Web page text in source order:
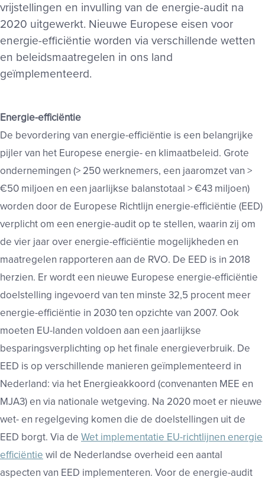
vrijstellingen en invulling van de energie-audit na
2020 uitgewerkt. Nieuwe Europese eisen voor
energie-efficiëntie worden via verschillende wetten
en beleidsmaatregelen in ons land
geïmplementeerd.
Energie-efficiëntie
De bevordering van energie-efficiëntie is een belangrijke
pijler van het Europese energie- en klimaatbeleid. Grote
ondernemingen (> 250 werknemers, een jaaromzet van >
€50 miljoen en een jaarlijkse balanstotaal > €43 miljoen)
worden door de Europese Richtlijn energie-efficiëntie (EED)
verplicht om een energie-audit op te stellen, waarin zij om
de vier jaar over energie-efficiëntie mogelijkheden en
maatregelen rapporteren aan de RVO. De EED is in 2018
herzien. Er wordt een nieuwe Europese energie-efficiëntie
doelstelling ingevoerd van ten minste 32,5 procent meer
energie-efficiëntie in 2030 ten opzichte van 2007. Ook
moeten EU-landen voldoen aan een jaarlijkse
besparingsverplichting op het finale energieverbruik. De
EED is op verschillende manieren geïmplementeerd in
Nederland: via het Energieakkoord (convenanten MEE en
MJA3) en via nationale wetgeving. Na 2020 moet er nieuwe
wet- en regelgeving komen die de doelstellingen uit de
EED borgt. Via de Wet implementatie EU-richtlijnen energie
efficiëntie wil de Nederlandse overheid een aantal
aspecten van EED implementeren. Voor de energie-audit